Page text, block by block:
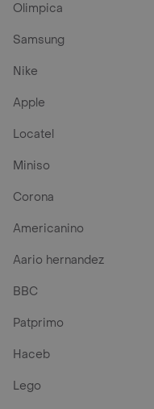
Olimpica
Samsung
Nike
Apple
Locatel
Miniso
Corona
Americanino
Aario hernandez
BBC
Patprimo
Haceb
Lego